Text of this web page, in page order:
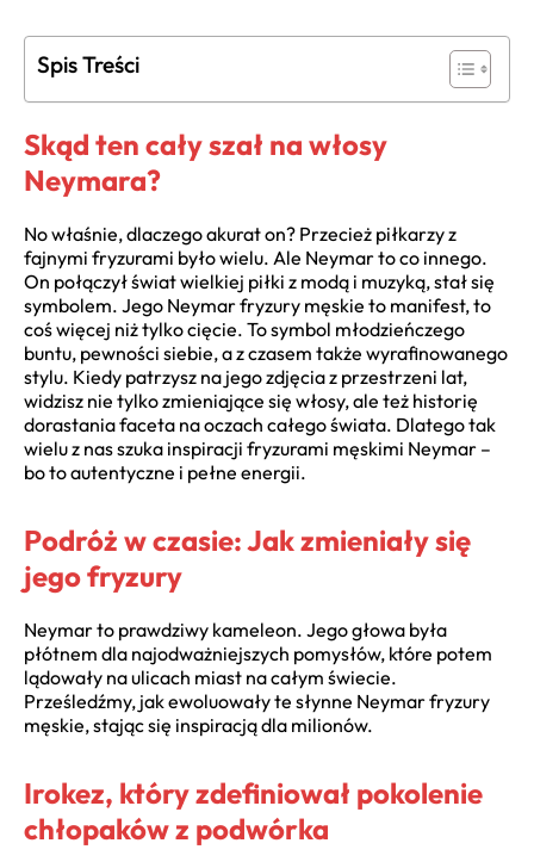
Spis Treści
Skąd ten cały szał na włosy
Neymara?
No właśnie, dlaczego akurat on? Przecież piłkarzy z
fajnymi fryzurami było wielu. Ale Neymar to co innego.
On połączył świat wielkiej piłki z modą i muzyką, stał się
symbolem. Jego Neymar fryzury męskie to manifest, to
coś więcej niż tylko cięcie. To symbol młodzieńczego
buntu, pewności siebie, a z czasem także wyrafinowanego
stylu. Kiedy patrzysz na jego zdjęcia z przestrzeni lat,
widzisz nie tylko zmieniające się włosy, ale też historię
dorastania faceta na oczach całego świata. Dlatego tak
wielu z nas szuka inspiracji fryzurami męskimi Neymar –
bo to autentyczne i pełne energii.
Podróż w czasie: Jak zmieniały się
jego fryzury
Neymar to prawdziwy kameleon. Jego głowa była
płótnem dla najodważniejszych pomysłów, które potem
lądowały na ulicach miast na całym świecie.
Prześledźmy, jak ewoluowały te słynne Neymar fryzury
męskie, stając się inspiracją dla milionów.
Irokez, który zdefiniował pokolenie
chłopaków z podwórka